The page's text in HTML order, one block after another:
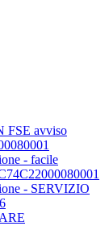
FSE avviso
- facile
- SERVIZIO